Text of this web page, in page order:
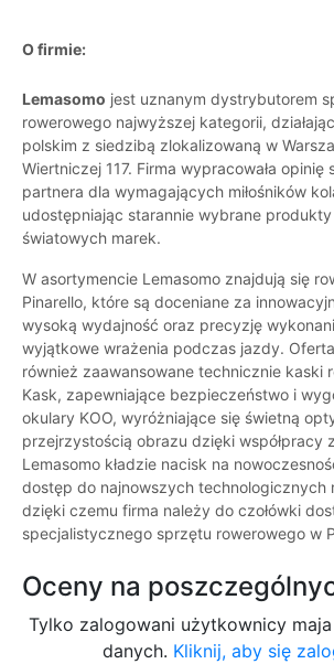
O firmie:
Lemasomo jest uznanym dystrybutorem
rowerowego najwyższej kategorii,
polskim z siedzibą zlokalizowaną w
Wiertniczej 117. Firma wypracowała opinię
partnera dla wymagających miłośników
udostępniając starannie wybrane
światowych marek.
W asortymencie Lemasomo znajdują się
Pinarello, które są doceniane za
wysoką wydajność oraz precyzję
wyjątkowe wrażenia podczas jazdy.
również zaawansowane technicznie kaski
Kask, zapewniające bezpieczeństwo i
okulary KOO, wyróżniające się świetną
przejrzystością obrazu dzięki współpracy
Lemasomo kładzie nacisk na
dostęp do najnowszych technologicznych
dzięki czemu firma należy do czołówki
specjalistycznego sprzętu rowerowego w
Oceny na
Tylko zalogowani użytkownicy
danych. Kliknij, aby się